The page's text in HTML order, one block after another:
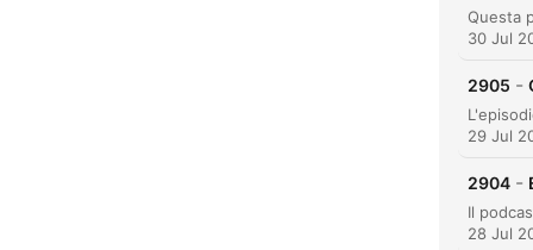
30 Jul
2905 -
29 Jul
2904 -
28 Jul